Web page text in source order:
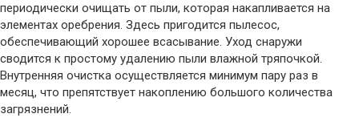
периодически очищать от пыли, которая накапливается на
элементах оребрения. Здесь пригодится пылесос,
обеспечивающий хорошее всасывание. Уход снаружи
сводится к простому удалению пыли влажной тряпочкой.
Внутренняя очистка осуществляется минимум пару раз в
месяц, что препятствует накоплению большого количества
загрязнений.